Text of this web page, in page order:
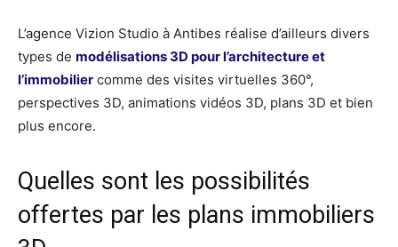
L’agence Vizion Studio à Antibes réalise d’ailleurs divers
types de modélisations 3D pour l’architecture et
l’immobilier comme des visites virtuelles 360°,
perspectives 3D, animations vidéos 3D, plans 3D et bien
plus encore.
Quelles sont les possibilités
offertes par les plans immobiliers